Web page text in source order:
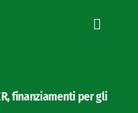
finanziamenti per gli